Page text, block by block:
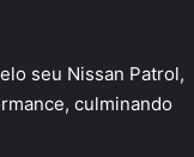
seu Nissan Patrol,
culminando